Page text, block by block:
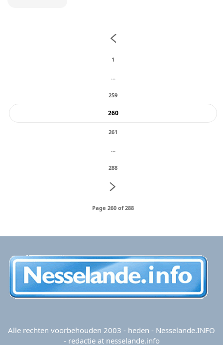
1
...
259
260
261
...
288
Page 260 of 288
Alle rechten voorbehouden 2003 - heden - Nesselande.INFO
- redactie at nesselande.info